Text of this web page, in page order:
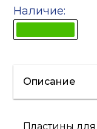
Наличие:
Описание
Пластины